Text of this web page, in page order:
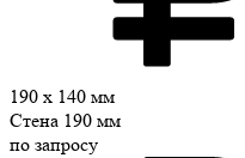
190 x 140 мм
Стена 190 мм
по запросу